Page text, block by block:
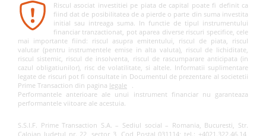
Riscul asociat investitiei pe piata de capital poate fi definit ca
fiind dat de posibilitatea de a pierde o parte din suma investita
initial sau intreaga suma. In functie de tipul instrumentului
financiar tranzactionat, pot aparea diverse riscuri specifice, cele
mai importante fiind: riscul asupra emitentului, riscul de piata, riscul
valutar (pentru instrumentele emise in alta valuta), riscul de lichiditate,
riscul sistemic, riscul de insolventa, riscul de rascumparare anticipata (in
cazul obligatiunilor), risc de volatilitate, si altele. Informatii suplimentare
legate de riscuri pot fi consultate in Documentul de prezentare al societetii
Prime Transaction din pagina legale
.
Performantele anterioare ale unui instrument financiar nu garanteaza
performantele viitoare ale acestuia.
S.S.I.F. Prime Transaction S.A. – Sediul social – Romania, Bucuresti, Str.
Caloian Judetul nr. 22, sector 3, Cod Postal 031114; tel.: +4021.322.46.14,